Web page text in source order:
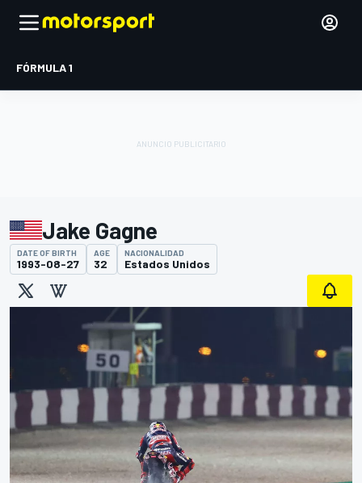
FÓRMULA 1
Jake Gagne
DATE OF BIRTH
1993-08-27
AGE
32
NACIONALIDAD
Estados Unidos